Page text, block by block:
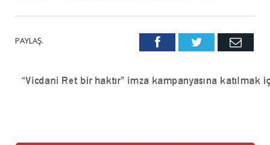
PAYLAŞ. FacebookTwitter Email